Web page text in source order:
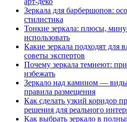
Зеркала для барбершопов:
стилистика
Тонкие зеркала: плюсы,
использовать
Какие зеркала подходят
советы экспертов
Почему зеркала темнеют:
избежать
Зеркало над камином —
правила размещения
Как сделать узкий коридор
решения для реального
Как выбрать зеркало в